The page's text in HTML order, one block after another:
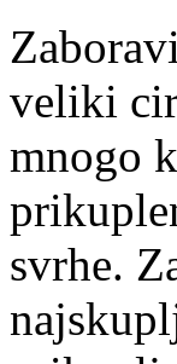
veliki
mnogo
svrhe.